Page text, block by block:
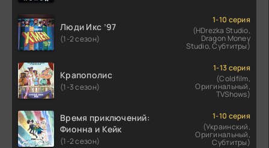
Люди Икс ’97
(1-2 сезон)
1-10 серия
(HDrezka Studio,
Dragon Money
Studio, Субтитры)
Крапополис
(1-3 сезон)
1-13 серия
(Coldfilm,
Оригинальный,
TVShows)
Время приключений:
Фионна и Кейк
(1-2 сезон)
1-10 серия
(Украинский,
Оригинальный,
Субтитры)